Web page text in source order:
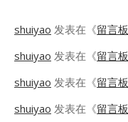
shuiyao 发表在《留言板
shuiyao 发表在《留言板
shuiyao 发表在《留言板
shuiyao 发表在《留言板